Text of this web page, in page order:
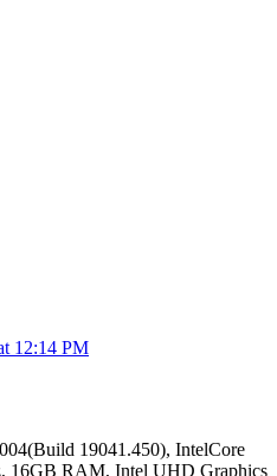
12:14 PM
19041.450), IntelCore
16GB RAM, Intel UHD Graphics